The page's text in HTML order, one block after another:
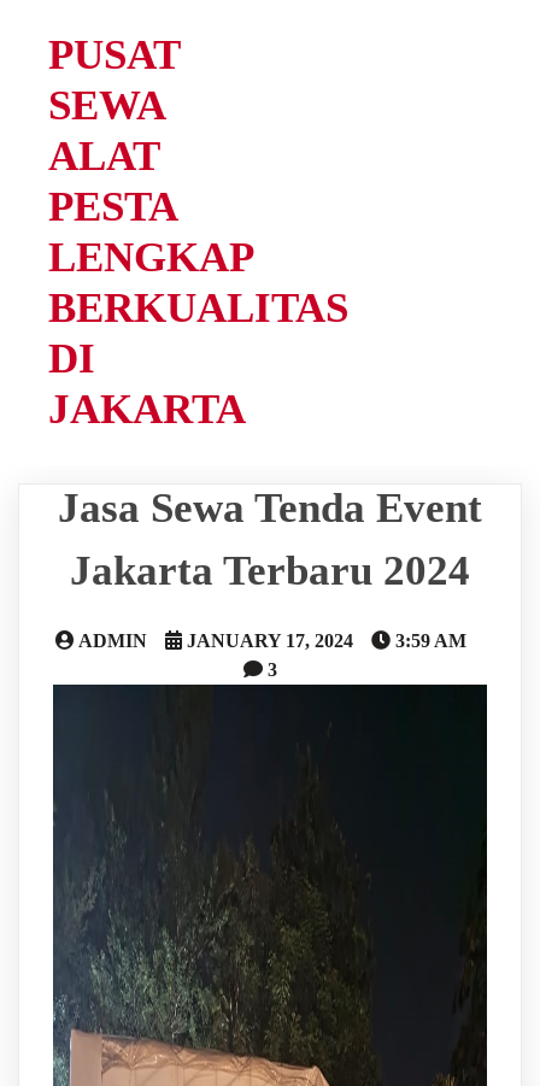
PUSAT
SEWA
ALAT
PESTA
LENGKAP
BERKUALITAS
DI
JAKARTA
Jasa Sewa Tenda Event
Jakarta Terbaru 2024
ADMIN JANUARY 17, 2024
3:59 AM
3